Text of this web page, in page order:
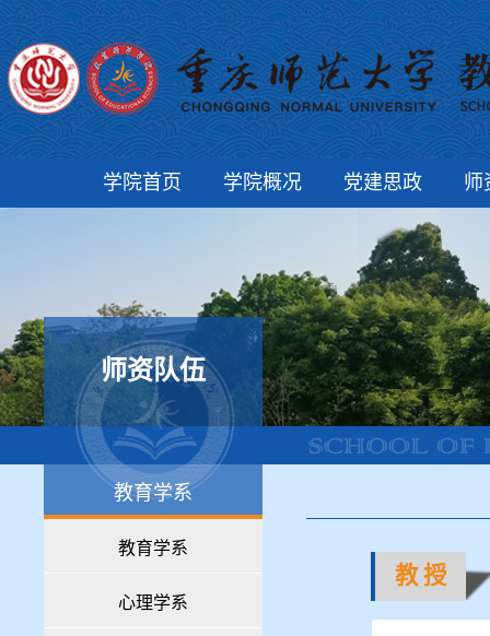
学院首页 学院概况 党建思政 师
师资队伍
教育学系
教育学系
心理学系
教 授